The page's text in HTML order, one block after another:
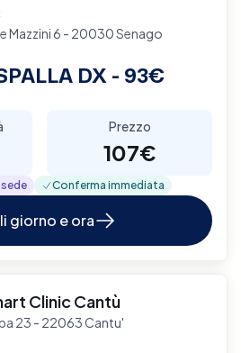
Mazzini 6 - 20030 Senago
DX - 93€
Prezzo
107€
Conferma immediata
giorno e ora
Clinic Cantù
23 - 22063 Cantu'